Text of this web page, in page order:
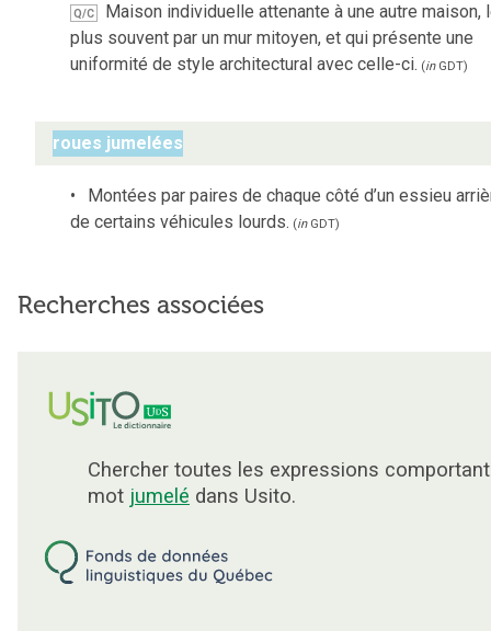
Q/C
Maison individuelle attenante à une autre maison,
plus souvent par un mur mitoyen, et qui présente une
uniformité de style architectural avec celle-ci. (inGDT)
roues jumelées
Montées par paires de chaque côté d’un essieu
de certains véhicules lourds. (inGDT)
Recherches associées
Chercher toutes les expressions
mot jumelé dans Usito.